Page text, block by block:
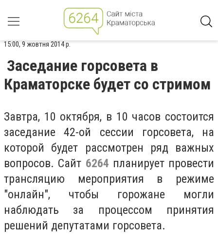
15:00, 9 жовтня 2014 р.
Заседание горсовета в
Краматорске будет со стримом
Завтра, 10 октября, в 10 часов состоится
заседание 42-ой сессии горсовета, на
которой будет рассмотрен ряд важных
вопросов. Сайт 6264 планирует провести
трансляцию мероприятия в режиме
"онлайн", чтобы горожане могли
наблюдать за процессом принятия
решений депутатами горсовета.